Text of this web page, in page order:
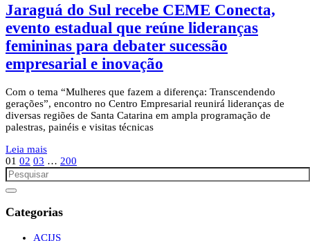
Jaraguá do Sul recebe CEME Conecta,
evento estadual que reúne lideranças
femininas para debater sucessão
empresarial e inovação
Com o tema “Mulheres que fazem a diferença: Transcendendo
gerações”, encontro no Centro Empresarial reunirá lideranças de
diversas regiões de Santa Catarina em ampla programação de
palestras, painéis e visitas técnicas
Leia mais
01 02 03 … 200
Categorias
ACIJS